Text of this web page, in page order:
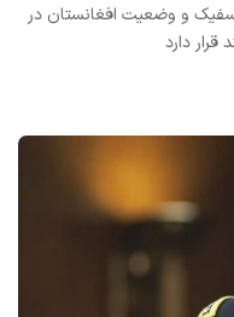
و وضعیت افغانستان در
دارد